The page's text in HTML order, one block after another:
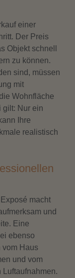
einer
Der Preis
Objekt schnell
zu können.
sind, müssen
mit
Wohnfläche
gilt: Nur ein
Ihre
realistisch
macht
und
Eine
ebenso
vom Haus
und vom
Luftaufnahmen.